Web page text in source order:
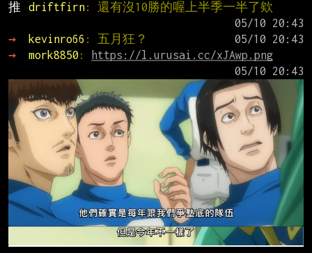
推
driftfirn: 還有沒10勝的喔上半季一半了欸
→
kevinro66 : 五月狂？
→
mork8850 :
https://l.urusai.cc/xJAwp.png